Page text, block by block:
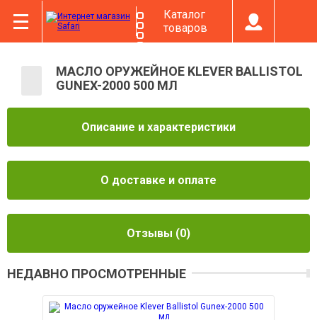
Каталог
товаров
МАСЛО ОРУЖЕЙНОЕ KLEVER BALLISTOL
GUNEX-2000 500 МЛ
Описание и характеристики
О доставке и оплате
Отзывы (0)
НЕДАВНО ПРОСМОТРЕННЫЕ